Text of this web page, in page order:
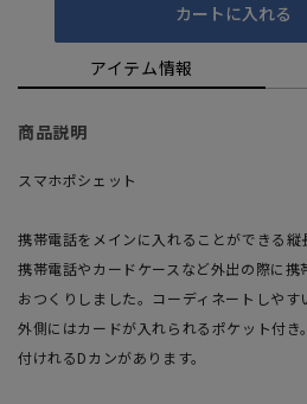
カートに入れる
アイテム情報
商品説明
スマホポシェット
携帯電話をメインに入れることができる縦
携帯電話やカードケースなど外出の際に
おつくりしました。コーディネートしや
外側にはカードが入れられるポケット付
付けれるDカンがあります。